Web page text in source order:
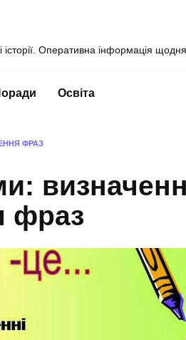
історії. Оперативна інформація
Освіта
ФРАЗ
фраз